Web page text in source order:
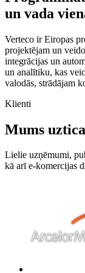
un vada
Verteco ir Eiropas
projektējam un
integrācijas un
un analītiku, kas
valodās, strādājam
Klienti
Mums
Lielie uzņēmumi,
kā arī e-komercijas